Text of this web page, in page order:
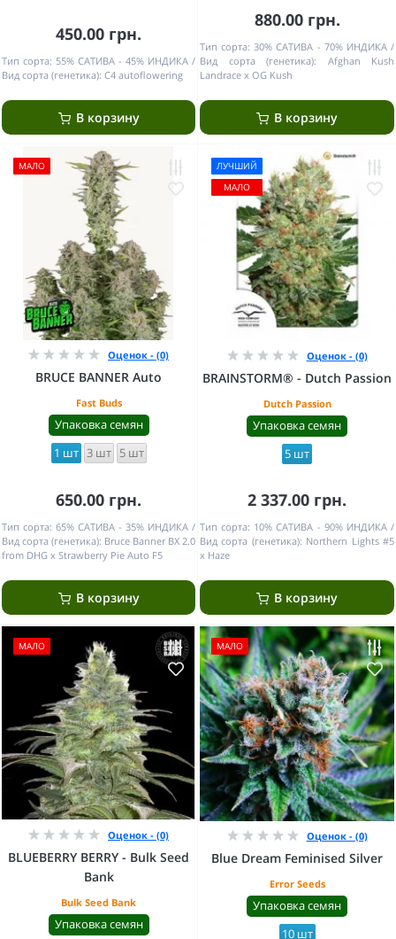
450.00 грн.
Тип сорта: 55% САТИВА - 45% ИНДИКА
Вид сорта (генетика): C4 autoflowering
В корзину
880.00 грн.
Тип сорта: 30% САТИВА - 70% ИНДИКА
Вид сорта (генетика):
Afghan Kush
Landrace x OG Kush
В корзину
МАЛО
Оценок - (0)
BRUCE BANNER Auto
Fast Buds
Упаковка семян
1 шт 3 шт 5 шт
650.00 грн.
Тип сорта: 65% САТИВА - 35% ИНДИКА
Вид сорта (генетика): Bruce Banner BX 2.0
from DHG x Strawberry Pie Auto F5
В корзину
ЛУЧШИЙ
МАЛО
Оценок - (0)
BRAINSTORM® - Dutch Passion
Dutch Passion
Упаковка семян
5 шт
2 337.00 грн.
Тип сорта: 10% САТИВА - 90% ИНДИКА
Вид сорта (генетика): Northern Lights #5
x Haze
В корзину
МАЛО
Оценок - (0)
BLUEBERRY BERRY - Bulk Seed
Bank
Bulk Seed Bank
Упаковка семян
МАЛО
Оценок - (0)
Blue Dream Feminised Silver
Error Seeds
Упаковка семян
10 шт